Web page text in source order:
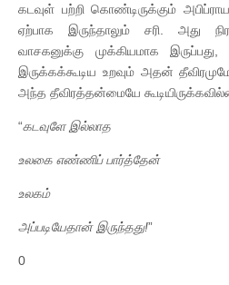
கடவுள் பற்றி கொண்டிருக்கும்
ஏற்பாக இருந்தாலும் சரி. அது
வாசகனுக்கு முக்கியமாக இருப்பது,
இருக்கக்கூடிய உறவும் அதன்
அந்த தீவிரத்தன்மையே
“கடவுளே இல்லாத
உலகை எண்ணிப் பார்த்தேன்
உலகம்
அப்படியேதான் இருந்தது!”
0